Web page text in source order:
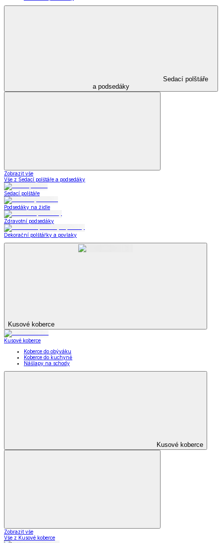
Sedací polštáře
a podsedáky
Zobrazit vše
Vše z Sedací polštáře a podsedáky
Sedací polštáře
Podsedáky na židle
Zdravotní podsedáky
Dekorační polštářky a povlaky
Kusové koberce
Kusové koberce
Koberce do obýváku
Koberce do kuchyně
Nášlapy na schody
Kusové koberce
Zobrazit vše
Vše z Kusové koberce